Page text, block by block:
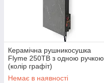
Керамічна рушникосушка
Flyme 250TB з одною ручкою
(колір графіт)
Немає в наявності